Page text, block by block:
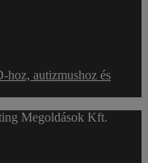
hoz, autizmushoz és
Megoldások Kft.